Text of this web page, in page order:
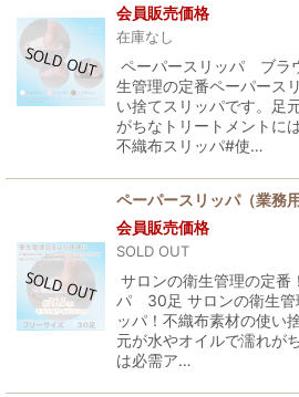
会員販売価格
在庫なし
ペーパースリッパ ブ
生管理の定番ペーパース
い捨てスリッパです。足
がちなトリートメントに
不織布スリッパ#使…
ペーパースリッパ（業務
会員販売価格
SOLD OUT
サロンの衛生管理の定番
パ 30足 サロンの衛生管
ッパ！不織布素材の使い
元が水やオイルで濡れが
は必需ア…